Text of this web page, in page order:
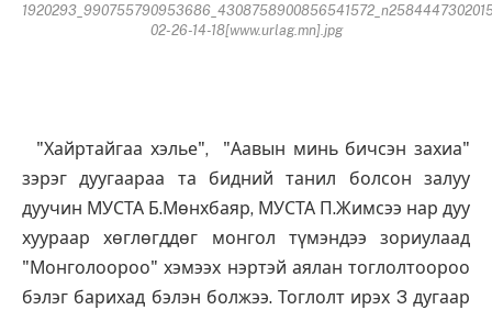
02-26-14-18[www.urlag.mn].jpg
"Хайртайгаа хэлье", "Аавын минь бичсэн захиа"
зэрэг дуугаараа та бидний танил болсон залуу
дуучин МУСТА Б.Мөнхбаяр, МУСТА П.Жимсээ нар дуу
хуураар хөглөгддөг монгол түмэндээ зориулаад
"Монголоороо" хэмээх нэртэй аялан тоглолтоороо
бэлэг барихад бэлэн болжээ. Тоглолт ирэх 3 дугаар